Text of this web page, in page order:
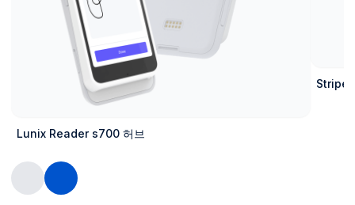
Lunix Reader s700 허브
Stripe